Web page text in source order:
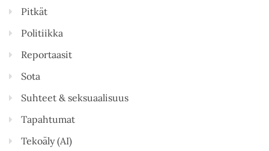
Pitkät
Politiikka
Reportaasit
Sota
Suhteet & seksuaalisuus
Tapahtumat
Tekoäly (AI)